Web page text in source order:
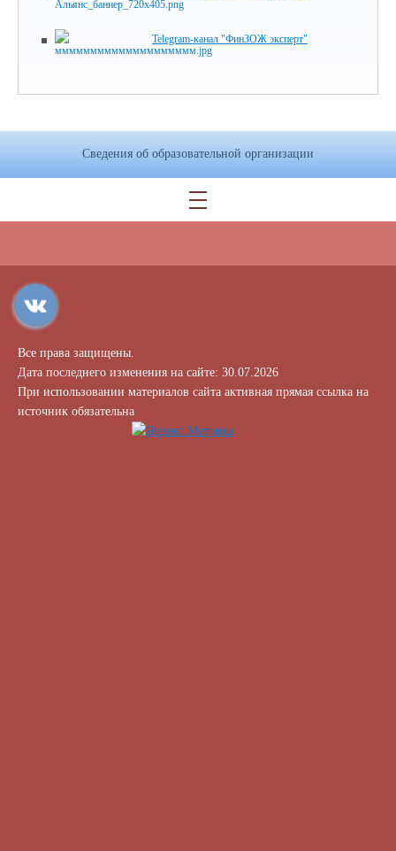
Telegram-канал "ФинЗОЖ эксперт"
Сведения об образовательной организации
Все права защищены.
Дата последнего изменения на сайте: 30.07.2026
При использовании материалов сайта активная прямая ссылка на
источник обязательна